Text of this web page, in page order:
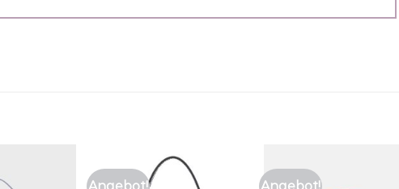
Angebot! Angebot!